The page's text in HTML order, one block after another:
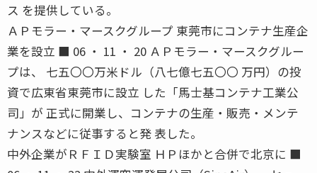
ス を提供している。
ＡＰモラー・マースクグループ 東莞市にコンテナ生産企
業を設立 ■ 06 ・ 11 ・ 20 ＡＰモラー・マースクグルー
プは、 七五〇〇万米ドル（八七億七五〇〇 万円）の投
資で広東省東莞市に設立 した「馬士基コンテナ工業公
司」が 正式に開業し、コンテナの生産・販売・メンテ
ナンスなどに従事すると発 表した。
中外企業がＲＦＩＤ実験室 ＨＰほかと合併で北京に ■